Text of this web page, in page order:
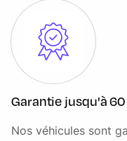
SUPPORT DE
Supports valises
Teleservices
Version EU
Garantie jusqu'à
Nos véhicules sont